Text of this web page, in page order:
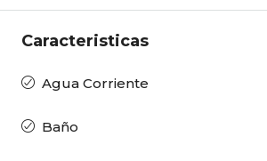
Caracteristicas
Agua Corriente
Baño